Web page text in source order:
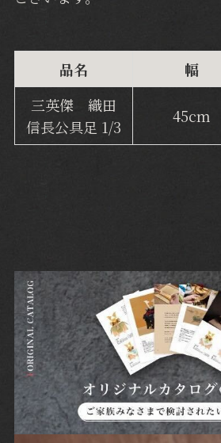
品名 幅
三英傑 織田
信長公具足 1/3
45cm